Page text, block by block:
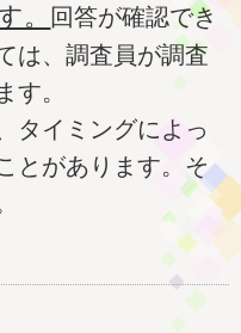
。
回答が確認でき
は、調査員が調査
す。
タイミングによっ
とがあります。そ